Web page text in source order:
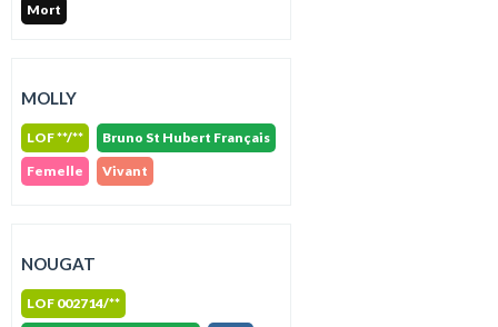
Mort
MOLLY
LOF **/**
Bruno St Hubert Français
Femelle
Vivant
NOUGAT
LOF 002714/**